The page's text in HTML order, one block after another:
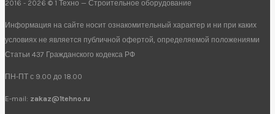
2016 - 2026 © 1 Техно — Строительное оборудование
Информация на сайте носит ознакомительный характер и ни при каких
условиях не является публичной офертой, определяемой положениями
Статьи 437 Гражданского кодекса РФ
ПН-ПТ с 9.00 до 18.00
E-mail: zakaz@1tehno.ru